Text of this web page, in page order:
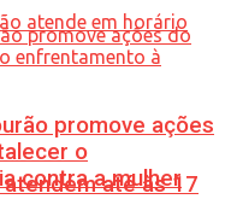
até às 17
promove ações
o
contra a mulher